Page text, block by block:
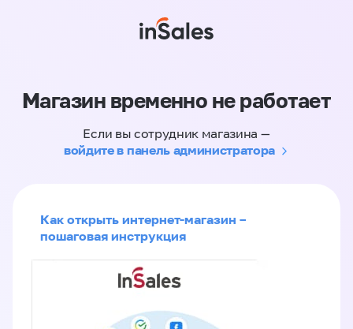
Магазин временно не работает
Если вы сотрудник магазина —
войдите в панель администратора
Как открыть интернет-магазин –
пошаговая инструкция